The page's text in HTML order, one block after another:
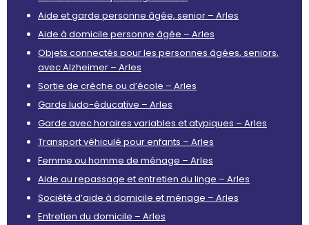
Aide et garde personne âgée, senior – Arles
Aide à domicile personne âgée – Arles
Objets connectés pour les personnes âgées, seniors,
avec Alzheimer – Arles
Sortie de crèche ou d’école – Arles
Garde ludo-éducative – Arles
Garde avec horaires variables et atypiques – Arles
Transport véhiculé pour enfants – Arles
Femme ou homme de ménage – Arles
Aide au repassage et entretien du linge – Arles
Société d’aide à domicile et ménage – Arles
Entretien du domicile – Arles